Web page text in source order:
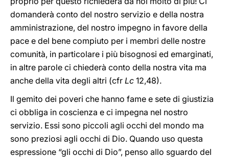
domanderà conto del nostro servizio e della nostra
amministrazione, del nostro impegno in favore della
pace e del bene compiuto per i membri delle nostre
comunità, in particolare i più bisognosi ed emarginati,
in altre parole ci chiederà conto della nostra vita ma
anche della vita degli altri (cfr Lc 12,48).
Il gemito dei poveri che hanno fame e sete di giustizia
ci obbliga in coscienza e ci impegna nel nostro
servizio. Essi sono piccoli agli occhi del mondo ma
sono preziosi agli occhi di Dio. Quando uso questa
espressione “gli occhi di Dio”, penso allo sguardo del